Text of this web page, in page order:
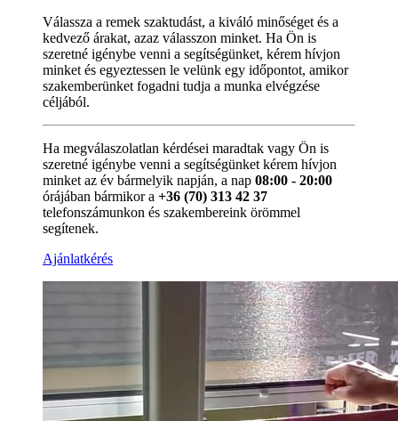
Válassza a remek szaktudást, a kiváló minőséget és a
kedvező árakat, azaz válasszon minket. Ha Ön is
szeretné igénybe venni a segítségünket, kérem hívjon
minket és egyeztessen le velünk egy időpontot, amikor
szakemberünket fogadni tudja a munka elvégzése
céljából.
Ha megválaszolatlan kérdései maradtak vagy Ön is
szeretné igénybe venni a segítségünket kérem hívjon
minket az év bármelyik napján, a nap 08:00 - 20:00
órájában bármikor a +36 (70) 313 42 37
telefonszámunkon és szakembereink örömmel
segítenek.
Ajánlatkérés